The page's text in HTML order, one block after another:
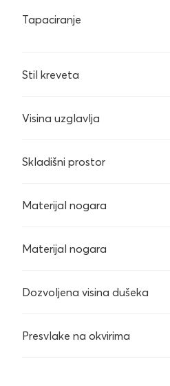
Tapaciranje
Stil kreveta
Visina uzglavlja
Skladišni prostor
Materijal nogara
Materijal nogara
Dozvoljena visina dušeka
Presvlake na okvirima